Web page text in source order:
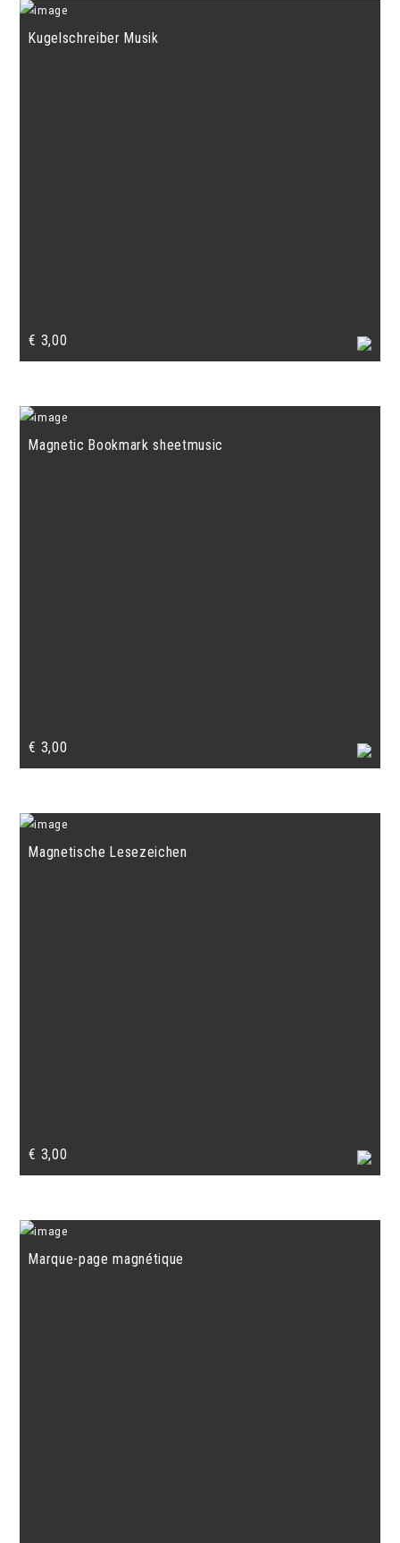
Kugelschreiber Musik
€ 3,00
Magnetic Bookmark sheetmusic
€ 3,00
Magnetische Lesezeichen
€ 3,00
Marque-page magnétique